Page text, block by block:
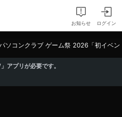
お知らせ ログイン
ソコンクラブ ゲーム祭 2026「初イベ
アプリが必要です。